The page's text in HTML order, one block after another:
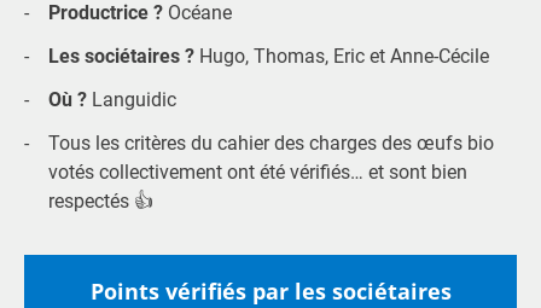
Productrice ? Océane
Les sociétaires ? Hugo, Thomas, Eric et Anne-Cécile
Où ? Languidic
Tous les critères du cahier des charges des œufs bio
votés collectivement ont été vérifiés… et sont bien
respectés 👍
Points vérifiés par les sociétaires